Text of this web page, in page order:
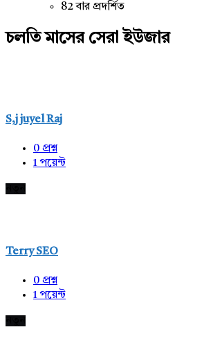
82 বার প্রদর্শিত
চলতি মাসের সেরা ইউজার
S,j juyel Raj
0 প্রশ্ন
1পয়েন্ট
Terry SEO
0 প্রশ্ন
1পয়েন্ট